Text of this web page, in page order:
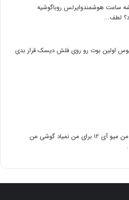
ساعت هوشمندوایرلس روباگوشیه
اولین بوت رو روی فلش دیسک قرار بدی
سلام چرا برای من میو آی ۱۲ برای من نمیاد گوشی من